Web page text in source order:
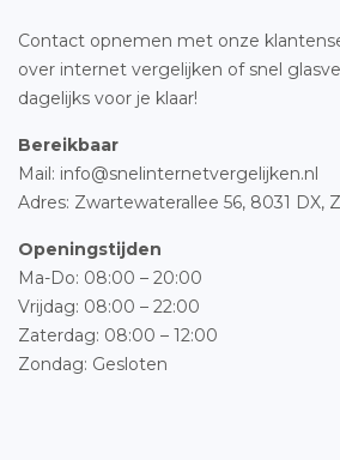
Contact opnemen met onze
over internet vergelijken of snel
dagelijks voor je klaar!
Bereikbaar
Mail: info@snelinternetvergelijken.nl
Adres: Zwartewaterallee 56, 8031 DX,
Openingstijden
Ma-Do: 08:00 – 20:00
Vrijdag: 08:00 – 22:00
Zaterdag: 08:00 – 12:00
Zondag: Gesloten